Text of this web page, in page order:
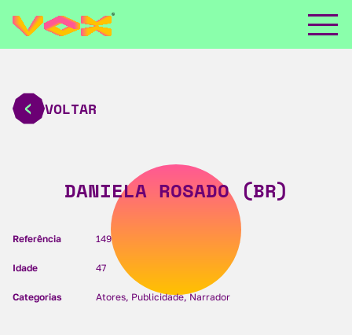
VOLTAR
DANIELA ROSADO (BR)
Referência 149
Idade 47
Categorias Atores, Publicidade, Narrador